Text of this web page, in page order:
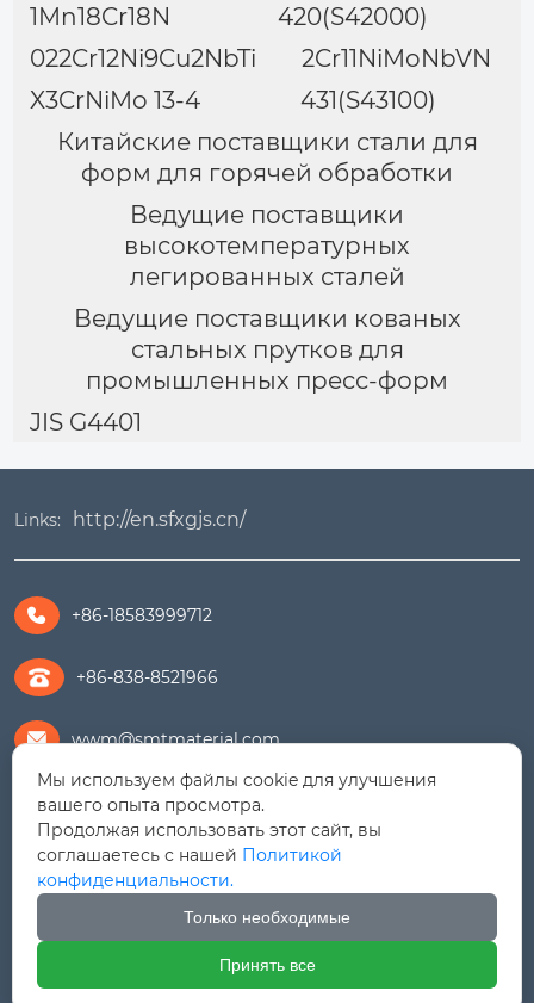
1Mn18Cr18N
420(S42000)
022Cr12Ni9Cu2NbTi
2Cr11NiMoNbVN
X3CrNiMo 13-4
431(S43100)
Китайские поставщики стали для
форм для горячей обработки
Ведущие поставщики
высокотемпературных
легированных сталей
Ведущие поставщики кованых
стальных прутков для
промышленных пресс-форм
JIS G4401
Links: http://en.sfxgjs.cn/
 +86-18583999712
+86-838-8521966
 wwm@smtmaterial.com
 279391575@qq.com
 +8615756469898

Дорога Линцзян № 9, Зона экономического
развития Шифан (Северный район), провинция
Мы используем файлы cookie для улучшения
вашего опыта просмотра.
Продолжая использовать этот сайт, вы
соглашаетесь с нашей Политикой
конфиденциальности.
Только необходимые
Принять все